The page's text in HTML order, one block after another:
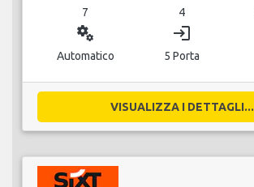
7 4
miscellaneous_services
Automatico
login
5 Porta
VISUALIZZA I DETTAGLI...